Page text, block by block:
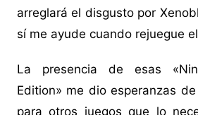
arreglará el disgusto por
sí me ayude cuando rejuegue
La presencia de esas
Edition» me dio esperanzas
para otros juegos que lo